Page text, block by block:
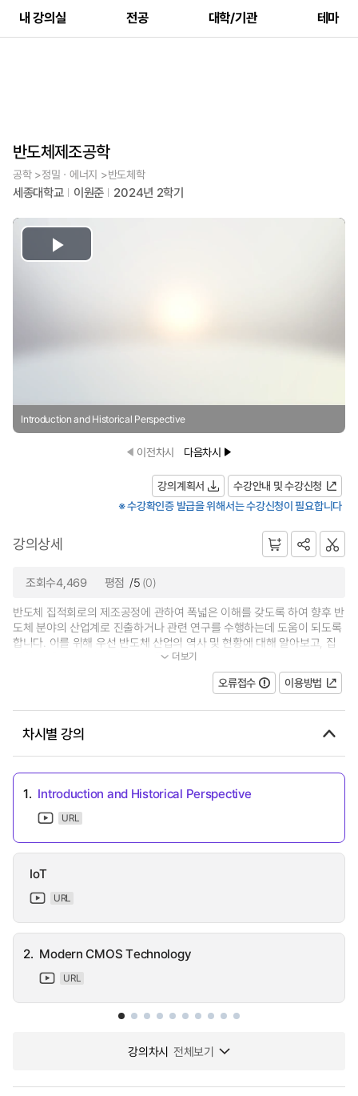
내 강의실 전공 대학/기관 테마
반도체제조공학
공학 >정밀ㆍ에너지 >반도체학
세종대학교 이원준 2024년 2학기
Play
Introduction and Historical Perspective
이전차시 다음차시
강의계획서
수강안내 및 수강신청
※ 수강확인증 발급을 위해서는 수강신청이 필요합니다
강의상세
조회수4,469 평점 /5 (0)
반도체 집적회로의 제조공정에 관하여 폭넓은 이해를 갖도록 하여 향후 반
도체 분야의 산업계로 진출하거나 관련 연구를 수행하는데 도움이 되도록
합니다. 이를 위해 우선 반도체 산업의 역사 및 현황에 대해 알아보고, 집
적회로 제조공정의 전체적인 흐름...더보기
오류접수 이용방법
차시별 강의
1. Introduction and Historical Perspective
URL
IoT
URL
2. Modern CMOS Technology
URL
강의차시 전체보기